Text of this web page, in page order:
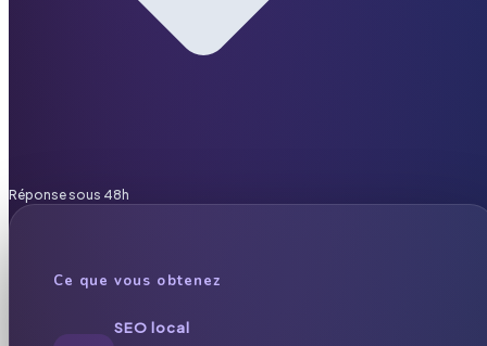
Réponse sous 48h
Ce que vous obtenez
SEO local